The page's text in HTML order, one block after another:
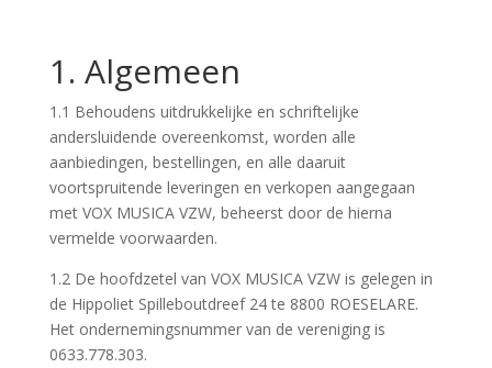
1. Algemeen
1.1 Behoudens uitdrukkelijke en schriftelijke
andersluidende overeenkomst, worden alle
aanbiedingen, bestellingen, en alle daaruit
voortspruitende leveringen en verkopen aangegaan
met VOX MUSICA VZW, beheerst door de hierna
vermelde voorwaarden.
1.2 De hoofdzetel van VOX MUSICA VZW is gelegen in
de Hippoliet Spilleboutdreef 24 te 8800 ROESELARE.
Het ondernemingsnummer van de vereniging is
0633.778.303.